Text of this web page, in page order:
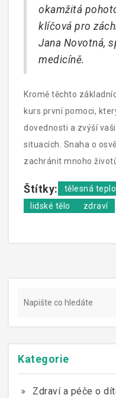
okamžitá
klíčová pro
Jana Novotná,
medicíně.
Kromě těchto
kurs první pomoci,
dovednosti a zvýší
situacích. Snaha o
zachránit mnoho
prakticky.
Štítky: tělesná
lidské tělo
zdraví
Kategorie
Zdraví a péče o